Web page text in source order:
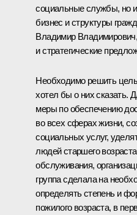
социальные службы, но и
бизнес и структуры
Владимир
и стратегические
Необходимо решить
хотел бы о них сказать.
меры по обеспечению
во всех сферах жизни,
социальных услуг,
людей старшего
обслуживания,
группа сделала на
определять степень и
пожилого возраста, в